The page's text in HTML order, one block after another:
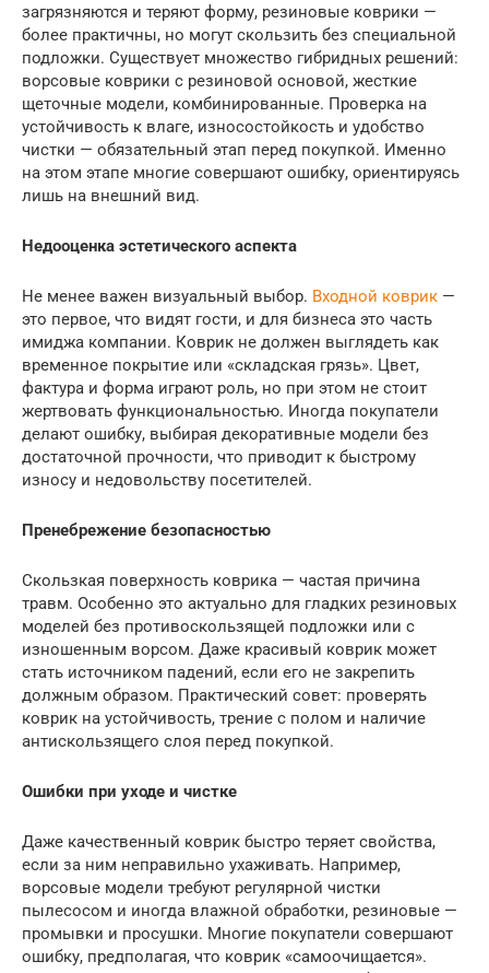
загрязняются и теряют форму, резиновые коврики —
более практичны, но могут скользить без специальной
подложки. Существует множество гибридных решений:
ворсовые коврики с резиновой основой, жесткие
щеточные модели, комбинированные. Проверка на
устойчивость к влаге, износостойкость и удобство
чистки — обязательный этап перед покупкой. Именно
на этом этапе многие совершают ошибку, ориентируясь
лишь на внешний вид.
Недооценка эстетического аспекта
Не менее важен визуальный выбор. Входной коврик —
это первое, что видят гости, и для бизнеса это часть
имиджа компании. Коврик не должен выглядеть как
временное покрытие или «складская грязь». Цвет,
фактура и форма играют роль, но при этом не стоит
жертвовать функциональностью. Иногда покупатели
делают ошибку, выбирая декоративные модели без
достаточной прочности, что приводит к быстрому
износу и недовольству посетителей.
Пренебрежение безопасностью
Скользкая поверхность коврика — частая причина
травм. Особенно это актуально для гладких резиновых
моделей без противоскользящей подложки или с
изношенным ворсом. Даже красивый коврик может
стать источником падений, если его не закрепить
должным образом. Практический совет: проверять
коврик на устойчивость, трение с полом и наличие
антискользящего слоя перед покупкой.
Ошибки при уходе и чистке
Даже качественный коврик быстро теряет свойства,
если за ним неправильно ухаживать. Например,
ворсовые модели требуют регулярной чистки
пылесосом и иногда влажной обработки, резиновые —
промывки и просушки. Многие покупатели совершают
ошибку, предполагая, что коврик «самоочищается».